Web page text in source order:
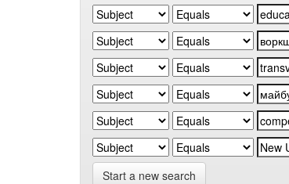
Start a new search